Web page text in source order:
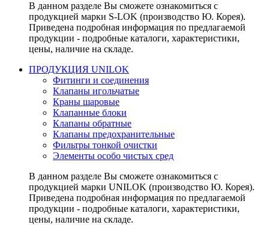
В данном разделе Вы сможете ознакомиться с
продукцией марки S-LOK (производство Ю. Корея).
Приведена подробная информация по предлагаемой
продукции - подробные каталоги, характеристики,
цены, наличие на складе.
ПРОДУКЦИЯ UNILOK
Фитинги и соединения
Клапаны игольчатые
Краны шаровые
Клапанные блоки
Клапаны обратные
Клапаны предохранительные
Фильтры тонкой очистки
Элементы особо чистых сред
В данном разделе Вы сможете ознакомиться с
продукцией марки UNILOK (производство Ю. Корея).
Приведена подробная информация по предлагаемой
продукции - подробные каталоги, характеристики,
цены, наличие на складе.